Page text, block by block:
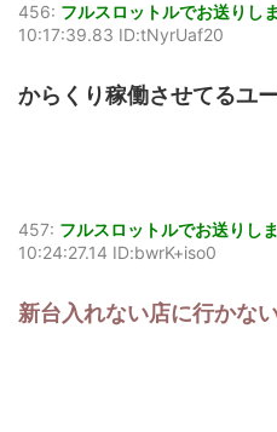
456: フルスロットルでお送りし
10:17:39.83 ID:tNyrUaf20
からくり稼働させてるユ
457: フルスロットルでお送りし
10:24:27.14 ID:bwrK+iso0
新台入れない店に行かな